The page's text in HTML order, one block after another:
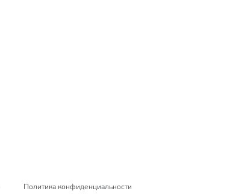
Политика конфиденциальности